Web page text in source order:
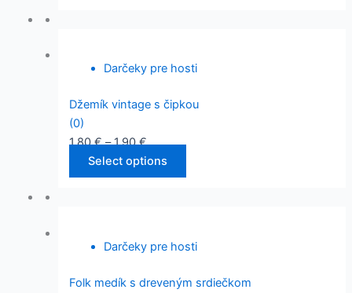
Darčeky pre hosti
Džemík vintage s čipkou
(0)
1,80€–1,90€
Select options
Darčeky pre hosti
Folk medík s dreveným srdiečkom